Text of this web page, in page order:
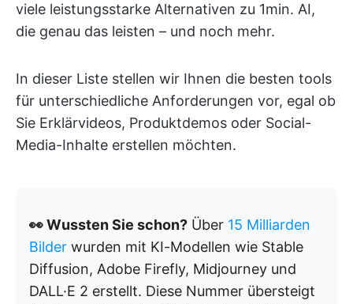
viele leistungsstarke Alternativen zu 1min. AI,
die genau das leisten – und noch mehr.
In dieser Liste stellen wir Ihnen die besten tools
für unterschiedliche Anforderungen vor, egal ob
Sie Erklärvideos, Produktdemos oder Social-
Media-Inhalte erstellen möchten.
👀 Wussten Sie schon? Über 15 Milliarden
Bilder wurden mit KI-Modellen wie Stable
Diffusion, Adobe Firefly, Midjourney und
DALL·E 2 erstellt. Diese Nummer übersteigt